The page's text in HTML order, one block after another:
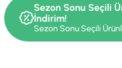
Sezon Sonu Seçili
İndirim!
Sezon Sonu Seçili